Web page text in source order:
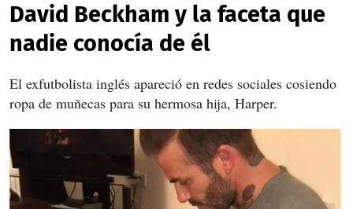
David Beckham y la faceta que
nadie conocía de él
El exfutbolista inglés apareció en redes sociales cosiendo
ropa de muñecas para su hermosa hija, Harper.